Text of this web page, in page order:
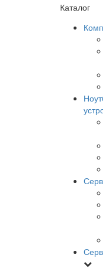
Каталог